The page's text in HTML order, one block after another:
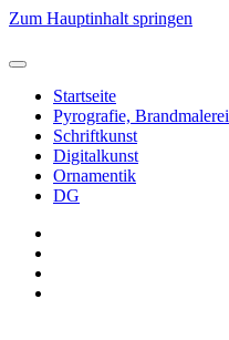
Zum Hauptinhalt springen
Startseite
Pyrografie, Brandmalerei
Schriftkunst
Digitalkunst
Ornamentik
DG